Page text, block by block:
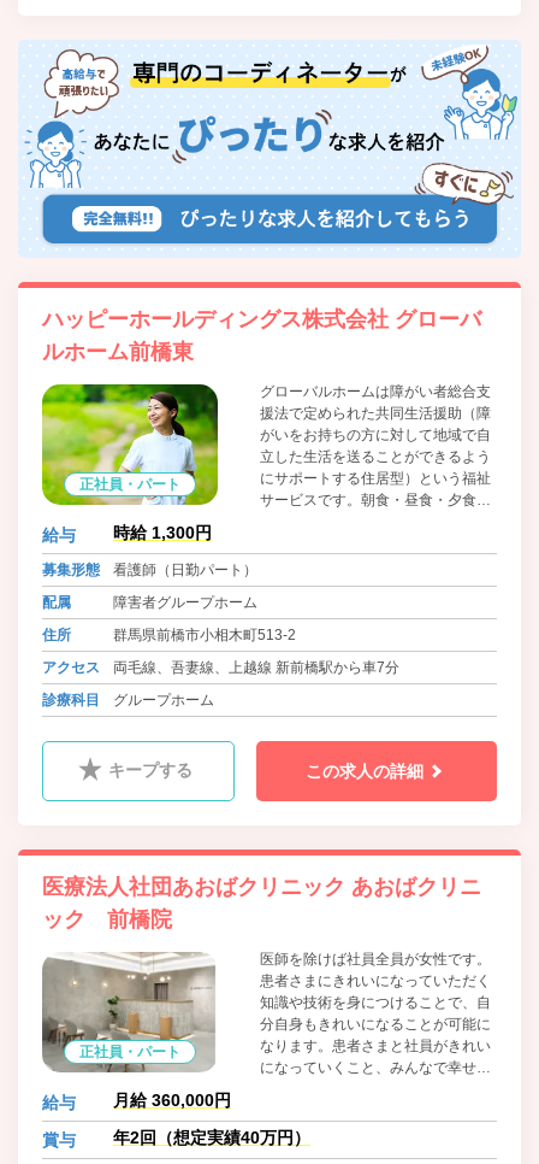
ハッピーホールディングス株式会社 グローバ
ルホーム前橋東
正社員・パート
グローバルホームは障がい者総合支
援法で定められた共同生活援助（障
がいをお持ちの方に対して地域で自
立した生活を送ることができるよう
にサポートする住居型）という福祉
サービスです。朝食・昼食・夕食の
イプのグループホームで、すべての
とに加えて、必要最低限の家具や家
電は入居時から、設置しています。
給与 時給 1,300円
募集形態
看護師（日勤パート）
配属
障害者グループホーム
住所
群馬県前橋市小相木町513-2
アクセス
両毛線、吾妻線、上越線 新前橋駅から車7分
診療科目
グループホーム
キープする この求人の詳細
医療法人社団あおばクリニック あおばクリニ
ック 前橋院
正社員・パート
医師を除けば社員全員が女性です。
患者さまにきれいになっていただく
知識や技術を身につけることで、自
分自身もきれいになることが可能に
なります。患者さまと社員がきれい
になっていくこと、みんなで幸せに
えています。 美容未経験の方でもや
給与 月給 360,000円
賞与 年2回（想定実績40万円）